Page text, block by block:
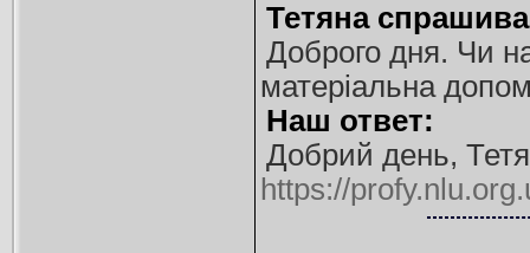
Тетяна
Доброго дня. Чи
матеріальна
Наш ответ:
Добрий день,
https://